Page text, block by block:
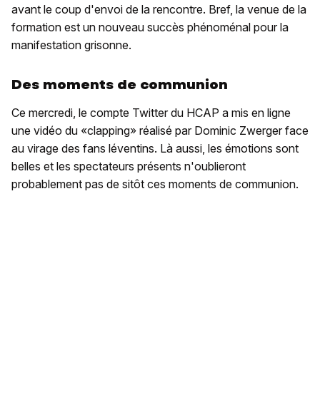
avant le coup d'envoi de la rencontre. Bref, la venue de la
formation est un nouveau succès phénoménal pour la
manifestation grisonne.
Des moments de communion
Ce mercredi, le compte Twitter du HCAP a mis en ligne
une vidéo du «clapping» réalisé par Dominic Zwerger face
au virage des fans léventins. Là aussi, les émotions sont
belles et les spectateurs présents n'oublieront
probablement pas de sitôt ces moments de communion.